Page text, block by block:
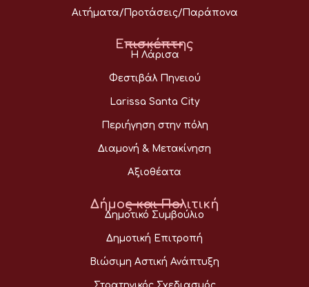
Αιτήματα/Προτάσεις/Παράπονα
Επισκέπτης
Η Λάρισα
Φεστιβάλ Πηνειού
Larissa Santa City
Περιήγηση στην πόλη
Διαμονή & Μετακίνηση
Αξιοθέατα
Δήμος και Πολιτική
Δημοτικό Συμβούλιο
Δημοτική Επιτροπή
Βιώσιμη Αστική Ανάπτυξη